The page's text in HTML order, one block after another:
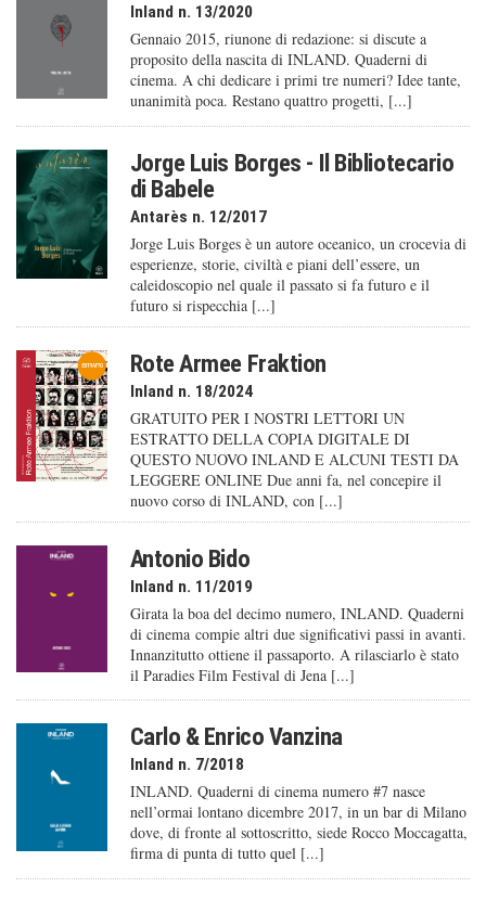
Inland n. 13/2020
Gennaio 2015, riunone di redazione: si discute a
proposito della nascita di INLAND. Quaderni di
cinema. A chi dedicare i primi tre numeri? Idee tante,
unanimità poca. Restano quattro progetti, [...]
Jorge Luis Borges - Il Bibliotecario
di Babele
Antarès n. 12/2017
Jorge Luis Borges è un autore oceanico, un crocevia di
esperienze, storie, civiltà e piani dell’essere, un
caleido­scopio nel quale il passato si fa futuro e il
futuro si rispecchia [...]
Rote Armee Fraktion
Inland n. 18/2024
GRATUITO PER I NOSTRI LETTORI UN
ESTRATTO DELLA COPIA DIGITALE DI
QUESTO NUOVO INLAND E ALCUNI TESTI DA
LEGGERE ONLINE Due anni fa, nel concepire il
nuovo corso di INLAND, con [...]
Antonio Bido
Inland n. 11/2019
Girata la boa del decimo numero, INLAND. Quaderni
di cinema compie altri due significativi passi in avanti.
Innanzitutto ottiene il passaporto. A rilasciarlo è stato
il Paradies Film Festival di Jena [...]
Carlo & Enrico Vanzina
Inland n. 7/2018
INLAND. Quaderni di cinema numero #7 nasce
nell’ormai lontano dicembre 2017, in un bar di Milano
dove, di fronte al sottoscritto, siede Rocco Moccagatta,
firma di punta di tutto quel [...]